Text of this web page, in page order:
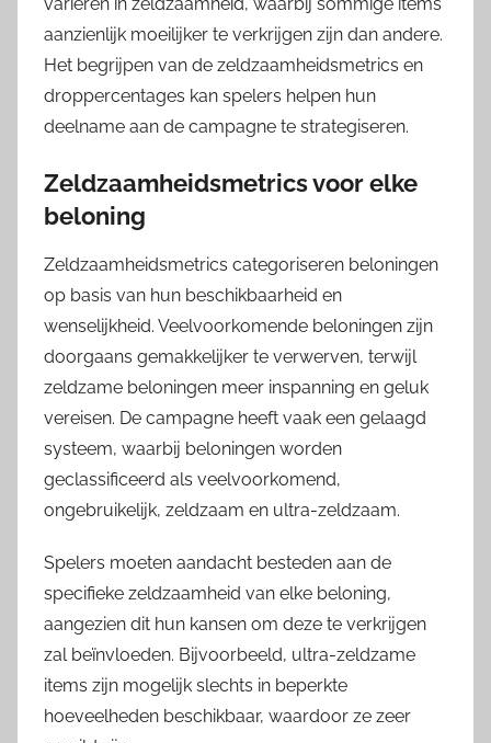
aanzienlijk moeilijker te verkrijgen zijn dan andere.
Het begrijpen van de zeldzaamheidsmetrics en
droppercentages kan spelers helpen hun
deelname aan de campagne te strategiseren.
Zeldzaamheidsmetrics voor elke
beloning
Zeldzaamheidsmetrics categoriseren beloningen
op basis van hun beschikbaarheid en
wenselijkheid. Veelvoorkomende beloningen zijn
doorgaans gemakkelijker te verwerven, terwijl
zeldzame beloningen meer inspanning en geluk
vereisen. De campagne heeft vaak een gelaagd
systeem, waarbij beloningen worden
geclassificeerd als veelvoorkomend,
ongebruikelijk, zeldzaam en ultra-zeldzaam.
Spelers moeten aandacht besteden aan de
specifieke zeldzaamheid van elke beloning,
aangezien dit hun kansen om deze te verkrijgen
zal beïnvloeden. Bijvoorbeeld, ultra-zeldzame
items zijn mogelijk slechts in beperkte
hoeveelheden beschikbaar, waardoor ze zeer